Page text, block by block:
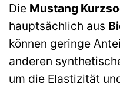
Die Mustang
hauptsächlich aus
können geringe
anderen
um die Elastizität